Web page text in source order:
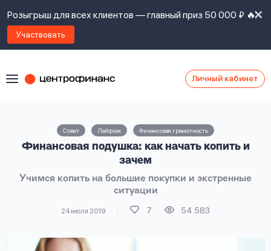
Розыгрыш для всех клиентов — главный приз 50 000 ₽ 🔥
Участвовать
Личный кабинет
Совет Лайфхак Финансовая грамотность
Финансовая подушка: как начать копить и
зачем
Учимся копить на большие покупки и экстренные
ситуации
24 июля 2019 7 54 583
Наши
ознакомлен
с
займов,
сайта,
на